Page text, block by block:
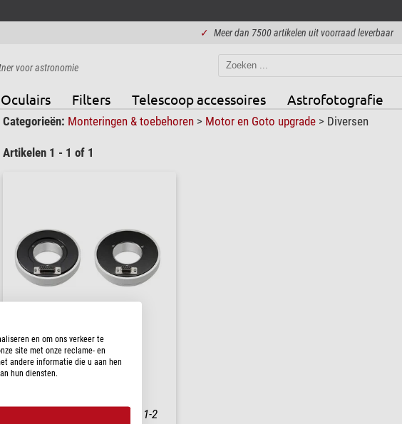
✓ Meer dan 7500 artikelen uit voorraad leverbaar
voor astronomie
Oculairs Filters Telescoop accessoires Astrofotografie
Categorieën: Monteringen & toebehoren > Motor en Goto upgrade > Diversen
Artikelen 1 - 1 of 1
Vixen
encoder voor AXJ-montering
Klaar voor verzending in
1-2
en om ons verkeer te
site met onze reclame- en
andere informatie die u aan hen
hun diensten.